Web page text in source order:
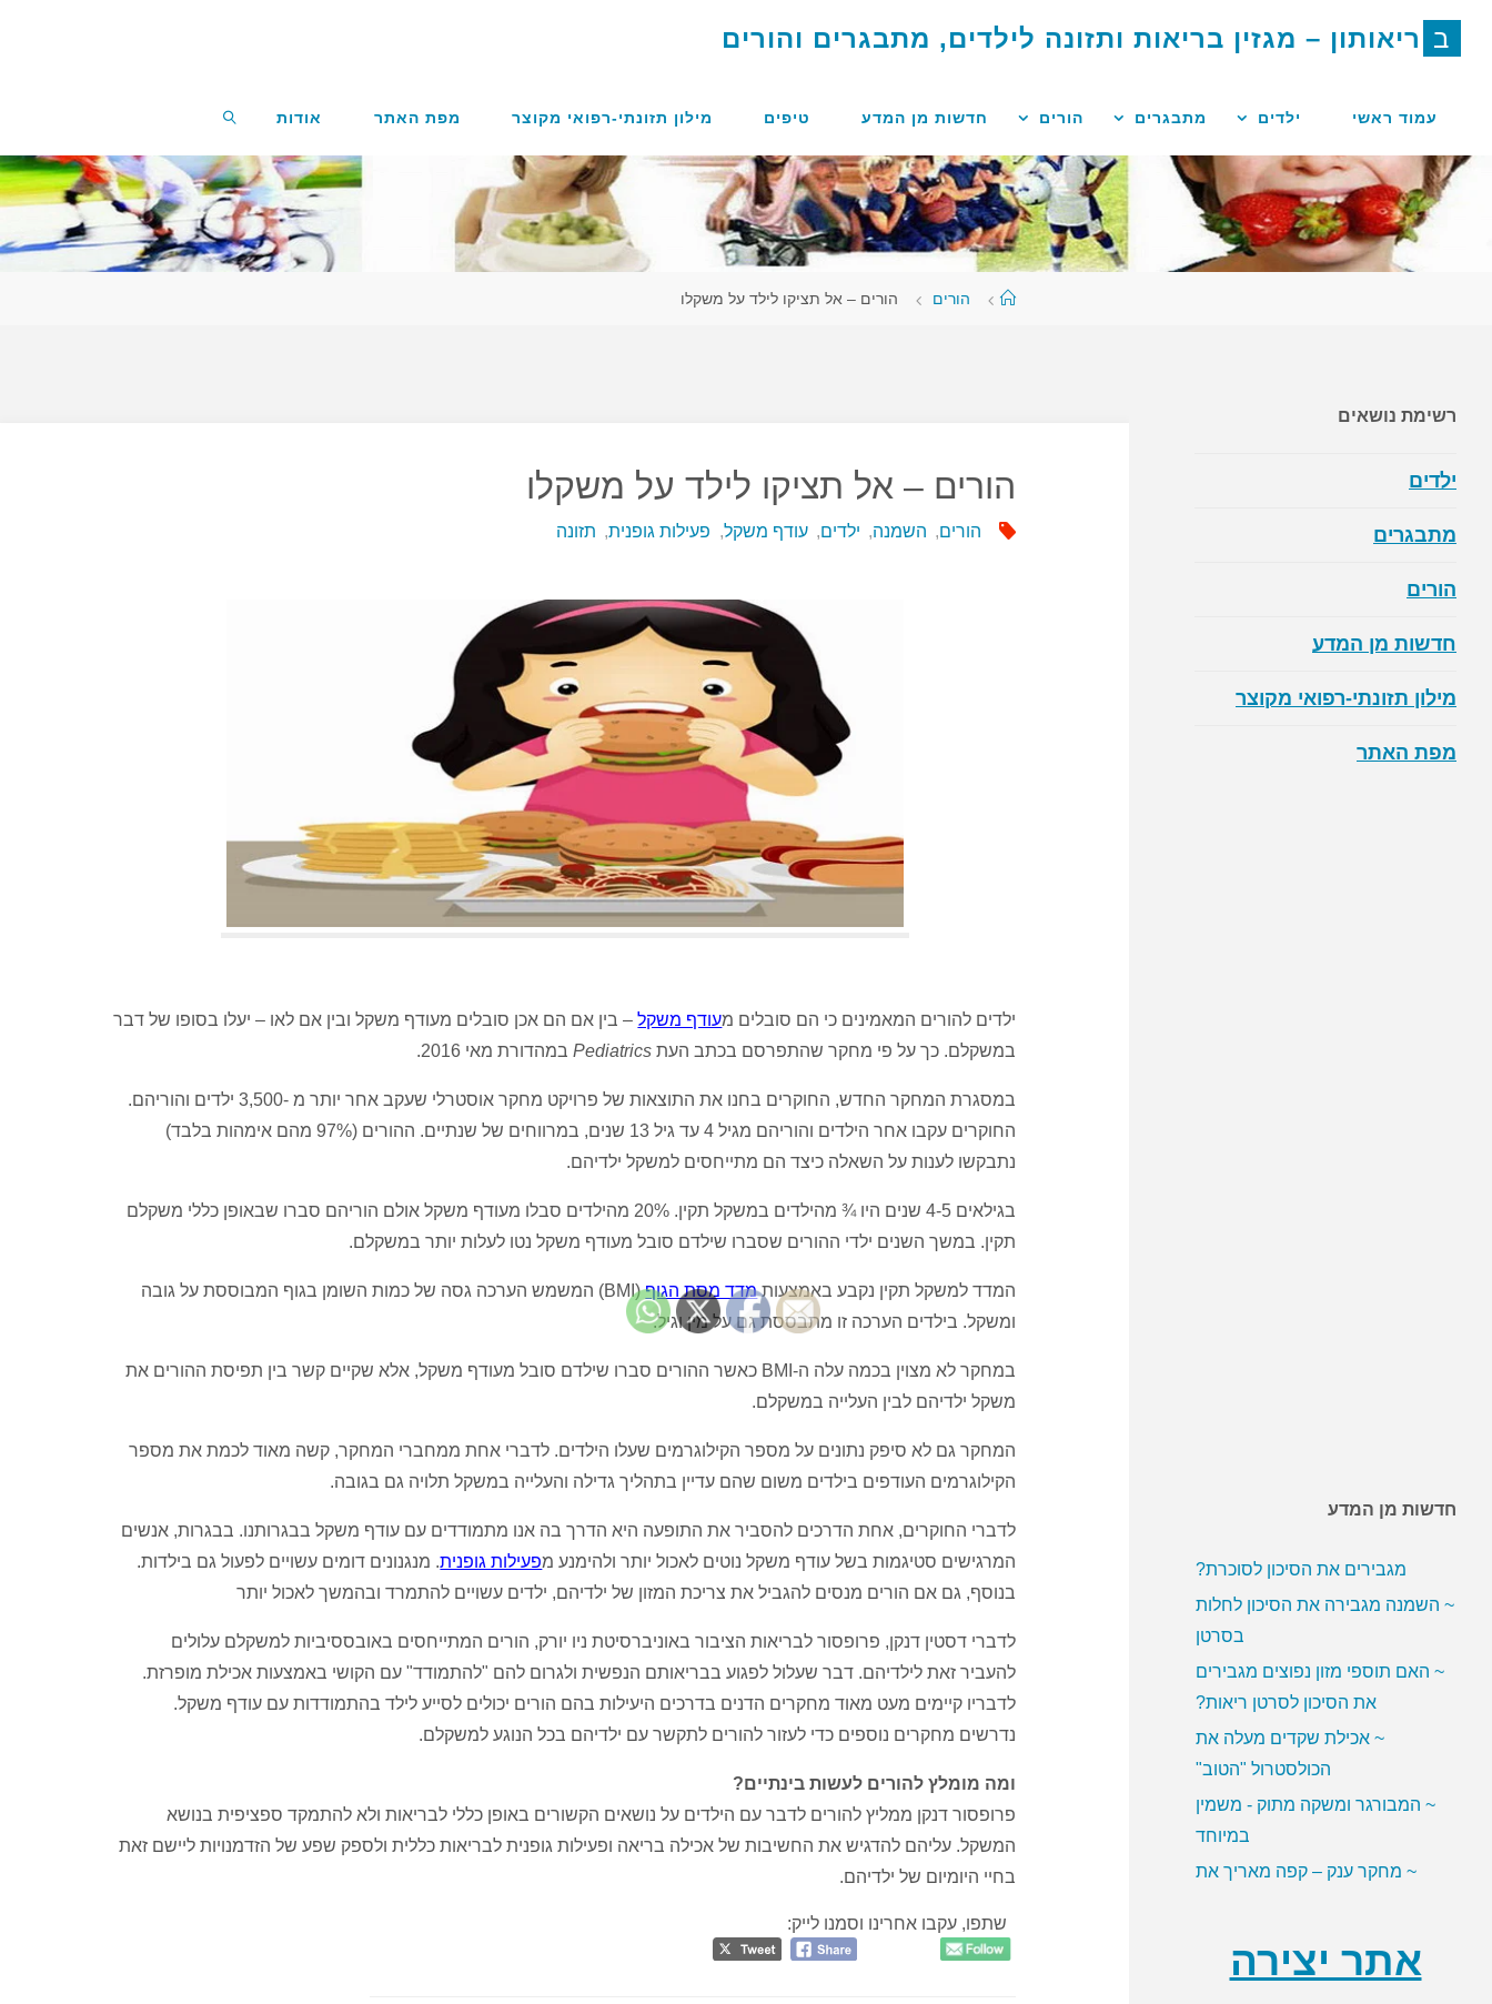
ב ריאותון – מגזין בריאות ותזונה לילדים, מתבגרים והורים
עמוד ראשי ילדים מתבגרים הורים חדשות מן המדע טיפים מילון תזונתי-רפואי מקוצר מפת האתר אודות
חפשו
עמודהורים הורים – אל תציקו לילד על משקלו
הורים – אל תציקו לילד על משקלו
הורים, השמנה, ילדים, עודף משקל, פעילות גופנית, תזונה
ילדים להורים המאמינים כי הם סובלים מעודף משקל– בין אם הם אכן סובלים מעודף משקל ובין אם לאו – יעלו בסופו של דבר
במשקלם. כך על פי מחקר שהתפרסם בכתב העת Pediatricsבמהדורת מאי 2016.
במסגרת המחקר החדש, החוקרים בחנו את התוצאות של פרויקט מחקר אוסטרלי שעקב אחר יותר מ -3,500 ילדים והוריהם.
החוקרים עקבו אחר הילדים והוריהם מגיל 4 עד גיל 13 שנים, במרווחים של שנתיים. ההורים (97% מהם אימהות בלבד)
נתבקשו לענות על השאלה כיצד הם מתייחסים למשקל ילדיהם.
בגילאים 4-5 שנים היו ¾ מהילדים במשקל תקין. 20% מהילדים סבלו מעודף משקל אולם הוריהם סברו שבאופן כללי משקלם
תקין. במשך השנים ילדי ההורים שסברו שילדם סובל מעודף משקל נטו לעלות יותר במשקלם.
המדד למשקל תקין נקבע באמצעותמדד מסת הגוף
(BMI) המשמש הערכה גסה של כמות השומן בגוף המבוססת על גובה
ומשקל. בילדים הערכה זו מתבססת גם על מין וגיל.
במחקר לא מצוין בכמה עלה ה-BMI כאשר ההורים סברו שילדם סובל מעודף משקל, אלא שקיים קשר בין תפיסת ההורים את
משקל ילדיהם לבין העלייה במשקלם.
המחקר גם לא סיפק נתונים על מספר הקילוגרמים שעלו הילדים. לדברי אחת ממחברי המחקר, קשה מאוד לכמת את מספר
הקילוגרמים העודפים בילדים משום שהם עדיין בתהליך גדילה והעלייה במשקל תלויה גם בגובה.
לדברי החוקרים, אחת הדרכים להסביר את התופעה היא הדרך בה אנו מתמודדים עם עודף משקל בבגרותנו. בבגרות, אנשים
המרגישים סטיגמות בשל עודף משקל נוטים לאכול יותר ולהימנע מפעילות גופנית. מנגנונים דומים עשויים לפעול גם בילדות.
בנוסף, גם אם הורים מנסים להגביל את צריכת המזון של ילדיהם, ילדים עשויים להתמרד ובהמשך לאכול יותר
לדברי דסטין דנקן, פרופסור לבריאות הציבור באוניברסיטת ניו יורק, הורים המתייחסים באובססיביות למשקלם עלולים
להעביר זאת לילדיהם. דבר שעלול לפגוע בבריאותם הנפשית ולגרום להם "להתמודד" עם הקושי באמצעות אכילת מופרזת.
לדבריו קיימים מעט מאוד מחקרים הדנים בדרכים היעילות בהם הורים יכולים לסייע לילד בהתמודדות עם עודף משקל.
נדרשים מחקרים נוספים כדי לעזור להורים לתקשר עם ילדיהם בכל הנוגע למשקלם.
ומה מומלץ להורים לעשות בינתיים?
פרופסור דנקן ממליץ להורים לדבר עם הילדים על נושאים הקשורים באופן כללי לבריאות ולא להתמקד ספציפית בנושא
המשקל. עליהם להדגיש את החשיבות של אכילה בריאה ופעילות גופנית לבריאות כללית ולספק שפע של הזדמנויות ליישם זאת
בחיי היומיום של ילדיהם.
שתפו, עקבו אחרינו וסמנו לייק:
רשימת נושאים
ילדים
מתבגרים
הורים
חדשות מן המדע
מילון תזונתי-רפואי מקוצר
מפת האתר
חדשות מן המדע
~ האם ממתיקים מלאכותיים
בסרטן
את הסיכון לסרטן ריאות?
הכולסטרול "הטוב"
במיוחד
תוחלת החיים
אתר יצירה